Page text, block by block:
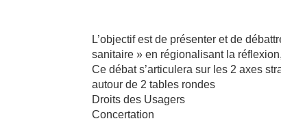
L’objectif est de présenter et de
sanitaire » en régionalisant la
Ce débat s’articulera sur les 2 axes
autour de 2 tables rondes
Droits des Usagers
Concertation